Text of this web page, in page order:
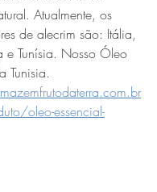
Atualmente, os
de alecrim são: Itália,
e Tunísia. Nosso Óleo
Tunisia.
oleo-essencial-